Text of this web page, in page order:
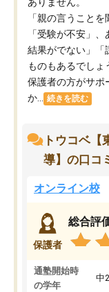
「親の言うこと
「受験が不安」
結果がでない」「
ものもあるでしょ
保護者の方がサポ
か...
続きを読む
トウコベ
導】の口コ
オンライン校
保護者
総合評
通塾開始時
の学年
中2